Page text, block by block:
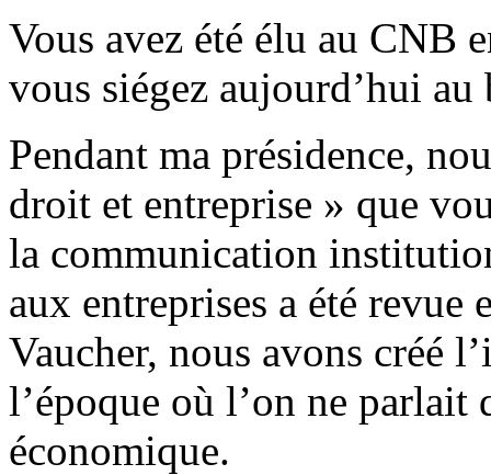
Vous avez été élu au CNB
vous siégez aujourd’hui au
Pendant ma présidence,
droit et entreprise » que
la communication
aux entreprises a été revue
Vaucher, nous avons créé
l’époque où l’on ne
économique.